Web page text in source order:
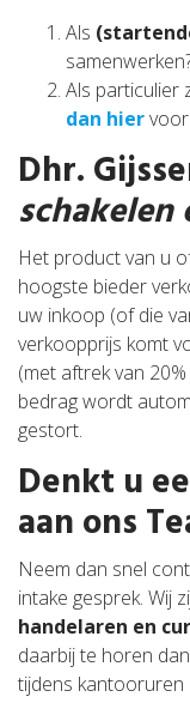
Als
Als particulier
dan hier
Dhr.
Het product van u
hoogste bieder
uw inkoop (of die
verkoopprijs komt
(met aftrek van
bedrag wordt
gestort.
Denkt u
aan ons
Neem dan snel
intake gesprek. Wij
handelaren en
daarbij te horen
tijdens